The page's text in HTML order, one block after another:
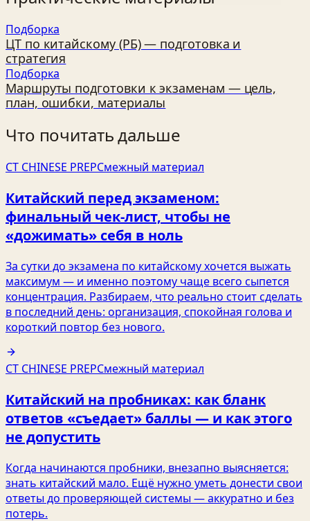
Подборка
ЦТ по китайскому (РБ) — подготовка и
стратегия
Подборка
Маршруты подготовки к экзаменам — цель,
план, ошибки, материалы
Что почитать дальше
CT CHINESE PREPСмежный материал
Китайский перед экзаменом:
финальный чек‑лист, чтобы не
«дожимать» себя в ноль
За сутки до экзамена по китайскому хочется выжать
максимум — и именно поэтому чаще всего сыпется
концентрация. Разбираем, что реально стоит сделать
в последний день: организация, спокойная голова и
короткий повтор без нового.
CT CHINESE PREPСмежный материал
Китайский на пробниках: как бланк
ответов «съедает» баллы — и как этого
не допустить
Когда начинаются пробники, внезапно выясняется:
знать китайский мало. Ещё нужно уметь донести свои
ответы до проверяющей системы — аккуратно и без
потерь.